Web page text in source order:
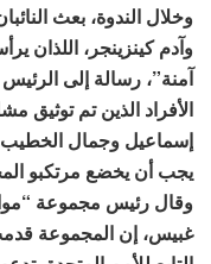
وخلال الندوة، بعث
وآدم كينزينجر، اللذان
آمنة”، رسالة إلى
الأفراد الذين تم توثيق
إسماعيل وجمال
يجب أن يخضع مرتكبو
وقال رئيس مجموعة
غبيس، إن المجموعة